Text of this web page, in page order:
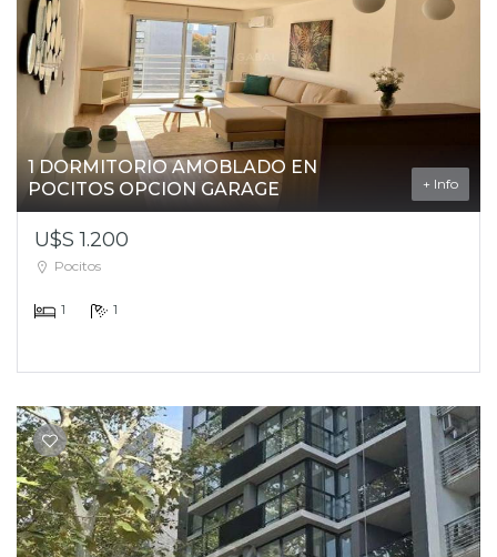
1 DORMITORIO AMOBLADO EN
POCITOS OPCION GARAGE
+ Info
U$S 1.200
Pocitos
1 1